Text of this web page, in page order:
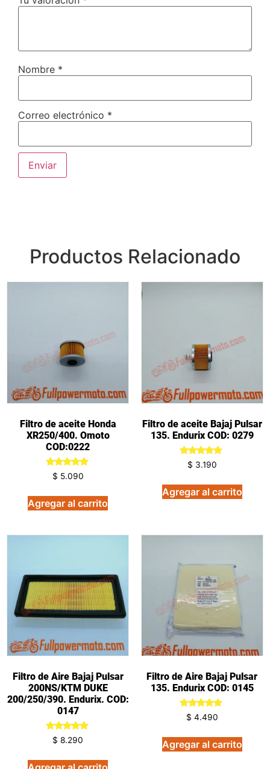
Nombre *
Correo electrónico *
Productos Relacionado
Filtro de aceite Honda
XR250/400. Omoto
COD:0222
Valorado
en
de 5
$ 5.090
Agregar al carrito
Filtro de aceite Bajaj Pulsar
135. Endurix COD: 0279
Valorado
en
de 5
$ 3.190
Agregar al carrito
Filtro de Aire Bajaj Pulsar
200NS/KTM DUKE
200/250/390. Endurix. COD:
0147
Valorado
en
de 5
$ 8.290
Filtro de Aire Bajaj Pulsar
135. Endurix COD: 0145
Valorado
en
de 5
$ 4.490
Agregar al carrito